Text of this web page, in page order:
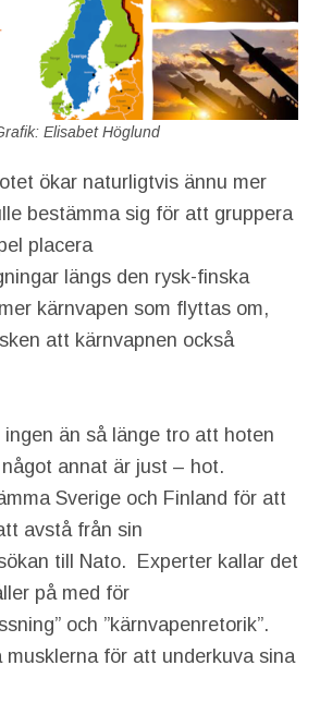
Elisabet Höglund
ökar naturligtvis ännu mer
bestämma sig för att gruppera
placera
längs den rysk-finska
kärnvapen som flyttas om,
att kärnvapnen också
ingen än så länge tro att hoten
annat är just – hot.
Sverige och Finland för att
avstå från sin
till Nato. Experter kallar det
på med för
och ”kärnvapenretorik”.
musklerna för att underkuva sina